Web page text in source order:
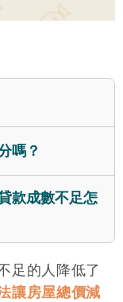
風險。因為零
嗎？
不過若是搭配
而拉高個人負
款成數不足怎
申請建商的公
用貸款或保單
足的人降低了
讓房屋總價減